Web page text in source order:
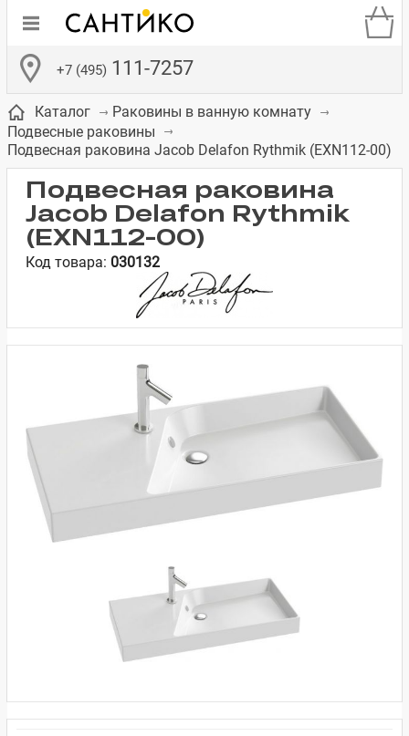
+7 (495) 111-7257
Бачки для
унитазов
Сиденья для
унитазов
Смесители для
встраиваемых
систем
Зеркало-шкаф
Полки в ванную
комнату
Каталог
Раковины в ванную комнату
Подвесные раковины
Подвесная раковина Jacob Delafon Rythmik (EXN112-00)
Подвесная раковина
Jacob Delafon Rythmik
(EXN112-00)
Код товара: 030132